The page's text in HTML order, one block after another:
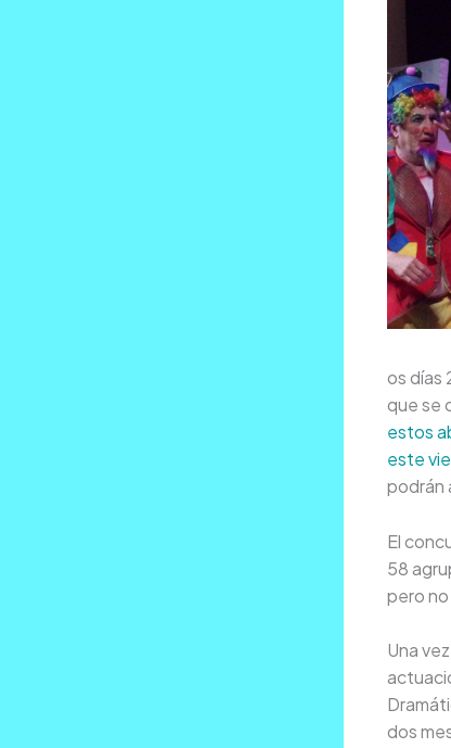
os días
que se
estos
este
podrán
El
58
pero
Una
dos